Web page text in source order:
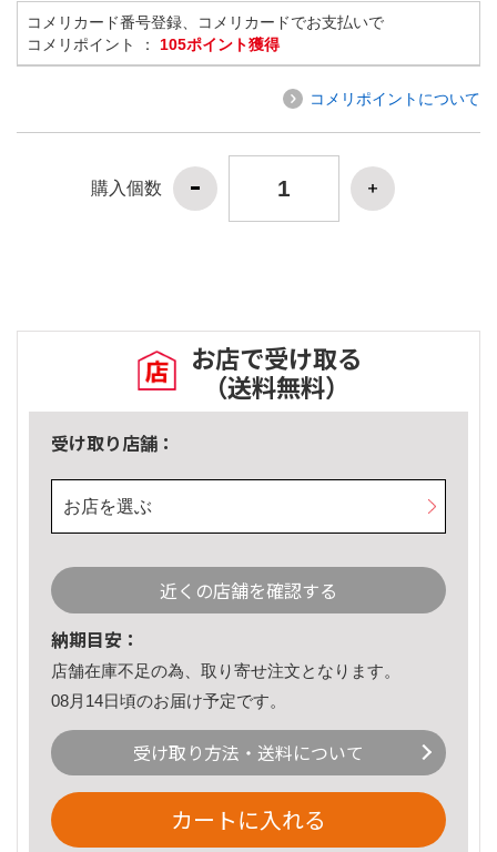
コメリカード番号登録、コメリカードでお支払いで
コメリポイント ： 105ポイント獲得
コメリポイントについて
購入個数
お店で受け取る
（送料無料）
受け取り店舗：
お店を選ぶ
近くの店舗を確認する
納期目安：
店舗在庫不足の為、取り寄せ注文となります。
08月14日頃のお届け予定です。
受け取り方法・送料について
カートに入れる